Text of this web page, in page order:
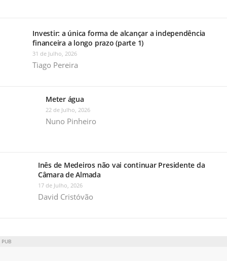
Investir: a única forma de alcançar a independência
financeira a longo prazo (parte 1)
31 de Julho, 2026
Tiago Pereira
Meter água
22 de Julho, 2026
Nuno Pinheiro
Inês de Medeiros não vai continuar Presidente da
Câmara de Almada
17 de Julho, 2026
David Cristóvão
PUB